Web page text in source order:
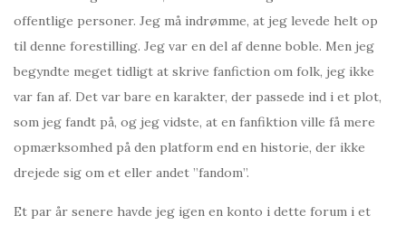
offentlige personer. Jeg må indrømme, at jeg levede helt op
til denne forestilling. Jeg var en del af denne boble. Men jeg
begyndte meget tidligt at skrive fanfiction om folk, jeg ikke
var fan af. Det var bare en karakter, der passede ind i et plot,
som jeg fandt på, og jeg vidste, at en fanfiktion ville få mere
opmærksomhed på den platform end en historie, der ikke
drejede sig om et eller andet ”fandom”.
Et par år senere havde jeg igen en konto i dette forum i et